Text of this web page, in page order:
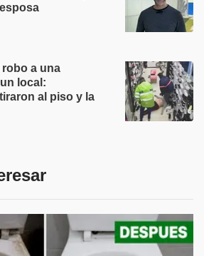
a una
local:
al piso y la